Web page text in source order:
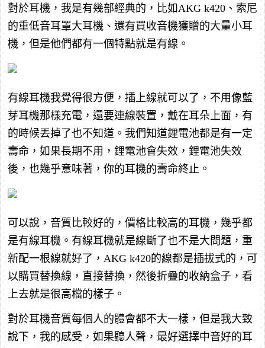
對於耳機，我是有幾部經典的，比如AKG k420、索尼
的重低音耳罩大耳機、還有買收音機獲贈的大量小耳
機，但是他們都有一個特點就是有線。
有線耳機我覺得很方便，插上線就可以了，不用像藍
芽耳機那樣充電，還要連線裝置，戴在耳朵上面，有
的時候丟掉了也不知道。我們知道鋰電池都是有一定
壽命，如果長期不用，鋰電池會失效，鋰電池失效
後，也幾乎意味著，你的耳機的壽命終止。
可以說，音質比較好的，價格比較高的耳機，幾乎都
是有線耳機。有線耳機就是線斷了也不是大問題，重
新配一根線就好了，AKG k420的線都是插拔式的，可
以購買替換線，直接替換，然後折疊的收納盒子，看
上去就是很高檔的樣子。
對於耳機音質每個人的體會都不大一樣，但是我大致
說下，我的感受，如果聽人聲，最好選擇中音好的耳